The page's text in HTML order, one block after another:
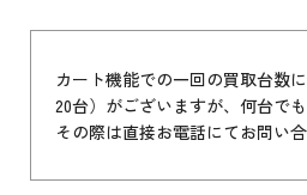
カート機能での一回の買取台数
20台）がございますが、何台で
その際は直接お電話にてお問い合